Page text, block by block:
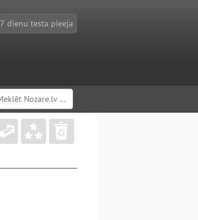
7 dienu testa pieeja